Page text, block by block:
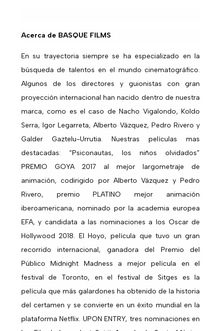
Acerca de BASQUE FILMS
En su trayectoria siempre se ha especializado en la
búsqueda de talentos en el mundo cinematográfico.
Algunos de los directores y guionistas con gran
proyección internacional han nacido dentro de nuestra
marca, como es el caso de Nacho Vigalondo, Koldo
Serra, Igor Legarreta, Alberto Vázquez, Pedro Rivero y
Galder Gaztelu-Urrutia. Nuestras películas mas
destacadas: “Psiconautas, los niños olvidados”
PREMIO GOYA 2017 al mejor largometraje de
animación, codirigido por Alberto Vázquez y Pedro
Rivero, premio PLATINO mejor animación
iberoamericana, nominado por la academia europea
EFA, y candidata a las nominaciones a los Oscar de
Hollywood 2018. El Hoyo, película que tuvo un gran
recorrido internacional, ganadora del Premio del
Público Midnight Madness a mejor película en el
festival de Toronto, en el festival de Sitges es la
película que más galardones ha obtenido de la historia
del certamen y se convierte en un éxito mundial en la
plataforma Netflix. UPON ENTRY, tres nominaciones en